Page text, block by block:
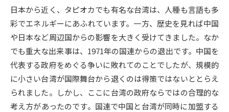
高等学校（情報）教員資格認定
試験
大学研究 大学検索
大学で学べる内容や特徴を調べる
日本から近く、タピオカでも有名な台湾は、人種も言語も多
彩でエネルギーにあふれています。一方、歴史を見れば中国
や日本など周辺国からの影響を大きく受けてきました。なか
でも重大な出来事は、1971年の国連からの退出です。中国を
代表する政府をめぐる争いに敗れてのことでしたが、規模的
に小さい台湾が国際舞台から退くのは得策ではないととらえ
られました。しかし、ここに台湾の政府ならではの合理的な
考え方があったのです。国連で中国と台湾が同時に加盟する